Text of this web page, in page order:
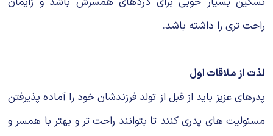
راحت تری را داشته باشد.
لذت از ملاقات اول
پدرهای عزیز باید از قبل از تولد فرزندشان خود را آماده پذیرفتن
مسئولیت های پدری کنند تا بتوانند راحت تر و بهتر با همسر و